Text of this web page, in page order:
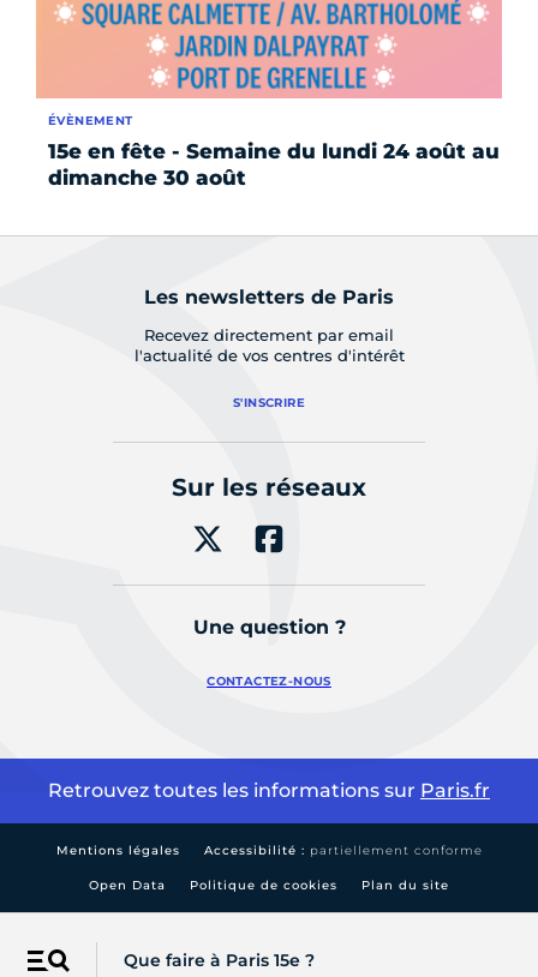
Menu Que faire à Paris 15e ?
15e en fête - Semaine du lundi 24 août au
dimanche 30 août
ÉVÈNEMENT
Les newsletters de Paris
Recevez directement par email
l'actualité de vos centres d'intérêt
S'INSCRIRE
Sur les réseaux
Une question ?
CONTACTEZ-NOUS
Retrouvez toutes les informations sur Paris.fr
Mentions légales Accessibilité : partiellement conforme
Open Data Politique de cookies Plan du site